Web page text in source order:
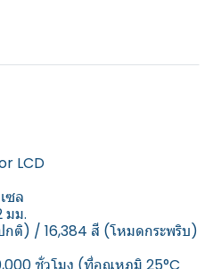
LCD
ซล
มม.
ติ) / 16,384 สี (โหมดกระพริบ)